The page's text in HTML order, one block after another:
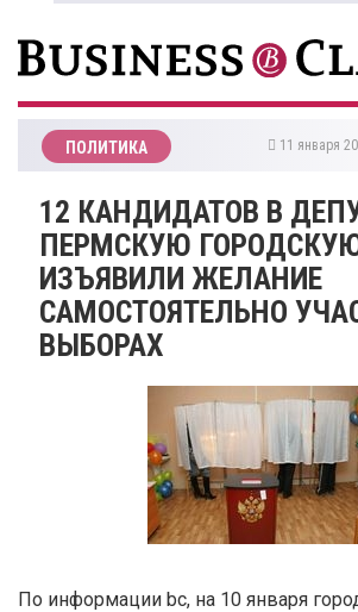
ПОЛИТИКА 11 января
12 КАНДИДАТОВ В
ПЕРМСКУЮ
ИЗЪЯВИЛИ ЖЕЛАНИЕ
САМОСТОЯТЕЛЬНО
ВЫБОРАХ
По информации bc, на 10 января